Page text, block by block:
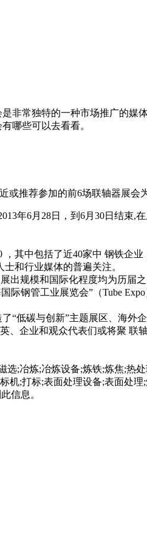
展会是非常独特的一种市场推广
哪些可以去看看。
或推荐参加的前6场联轴器展会
月28日，到6月30日结束,在上
中包括了近40家中 钢铁企业
和行业媒体的普遍关注。
规模和国际化程度均为历届之 
际钢管工业展览会”（Tube
与创新”主题展区、海外企业
、企业和观众代表们或将聚
;冶炼;冶炼设备;炼铁;炼焦;热
机;打标;表面处理设备;表面处
息。